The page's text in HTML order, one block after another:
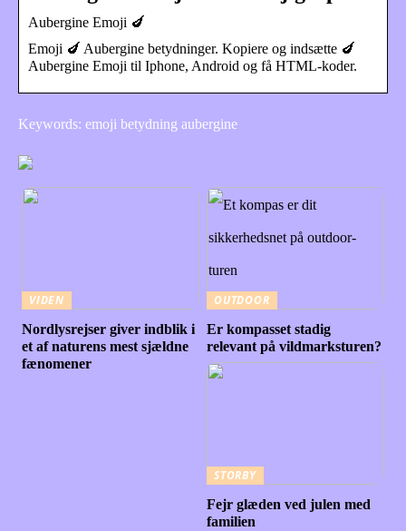
Aubergine Emoji 🍆
Emoji 🍆 Aubergine betydninger. Kopiere og indsætte 🍆
Aubergine Emoji til Iphone, Android og få HTML-koder.
Keywords: emoji betydning aubergine
VIDEN
Nordlysrejser giver indblik i
et af naturens mest sjældne
fænomener
OUTDOOR
Er kompasset stadig
relevant på vildmarksturen?
STORBY
Fejr glæden ved julen med
familien